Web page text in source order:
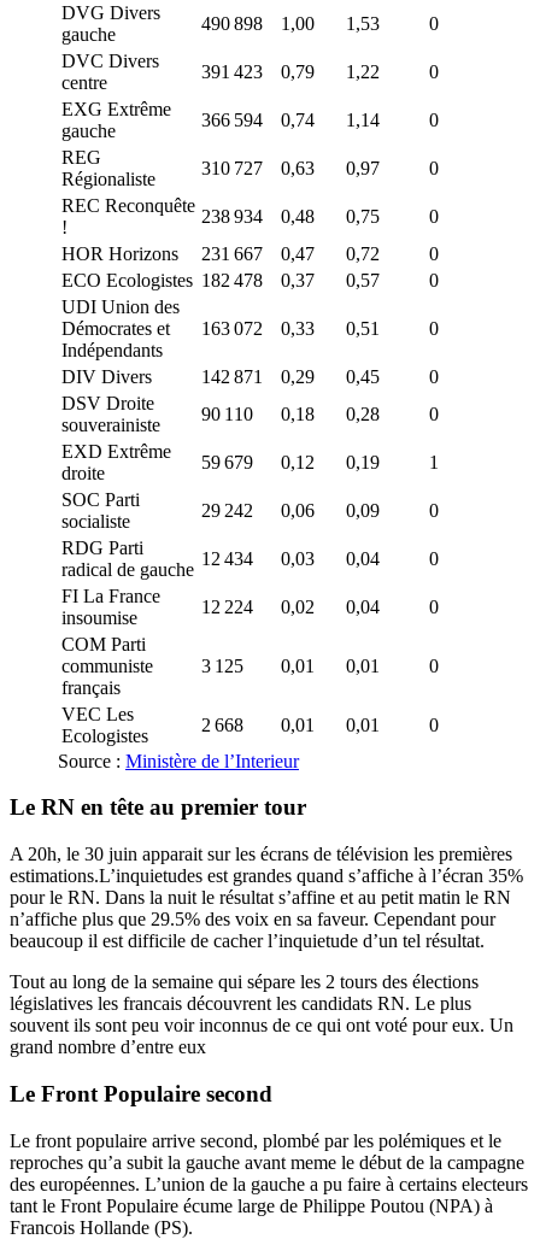
DVG Divers
gauche
490 898 1,00 1,53
0
DVC Divers
centre
391 423 0,79 1,22
0
EXG Extrême
gauche
366 594 0,74 1,14
0
REG
Régionaliste
310 727 0,63 0,97
0
REC Reconquête
!
238 934 0,48 0,75
0
HOR Horizons
231 667 0,47 0,72
0
ECO Ecologistes 182 478 0,37 0,57
0
UDI Union des
Démocrates et
Indépendants
163 072 0,33 0,51 0
DIV Divers 142 871 0,29 0,45
0
DSV Droite
souverainiste
90 110 0,18 0,28
0
EXD Extrême
droite
59 679 0,12 0,19
1
SOC Parti
socialiste
29 242 0,06 0,09
0
RDG Parti
radical de gauche
12 434 0,03 0,04
0
FI La France
insoumise
12 224 0,02 0,04
0
COM Parti
communiste
français
3 125 0,01 0,01 0
VEC Les
Ecologistes
2 668 0,01 0,01
0
Source : Ministère de l’Interieur
Le RN en tête au premier tour
A 20h, le 30 juin apparait sur les écrans de télévision les premières
estimations.L’inquietudes est grandes quand s’affiche à l’écran 35%
pour le RN. Dans la nuit le résultat s’affine et au petit matin le RN
n’affiche plus que 29.5% des voix en sa faveur. Cependant pour
beaucoup il est difficile de cacher l’inquietude d’un tel résultat.
Tout au long de la semaine qui sépare les 2 tours des élections
législatives les francais découvrent les candidats RN. Le plus
souvent ils sont peu voir inconnus de ce qui ont voté pour eux. Un
grand nombre d’entre eux
Le Front Populaire second
Le front populaire arrive second, plombé par les polémiques et le
reproches qu’a subit la gauche avant meme le début de la campagne
des européennes. L’union de la gauche a pu faire à certains electeurs
tant le Front Populaire écume large de Philippe Poutou (NPA) à
Francois Hollande (PS).